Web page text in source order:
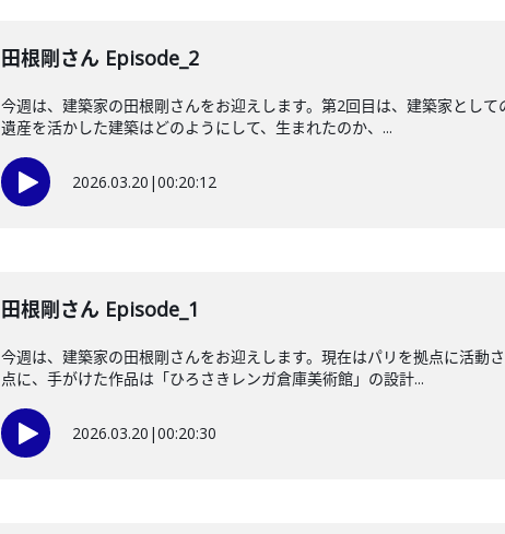
田根剛さん Episode_2
今週は、建築家の田根剛さんをお迎えします。第2回目は、建築家とし
遺産を活かした建築はどのようにして、生まれたのか、...
2026.03.20 |00:20:12
田根剛さん Episode_1
今週は、建築家の田根剛さんをお迎えします。現在はパリを拠点に活
点に、手がけた作品は「ひろさきレンガ倉庫美術館」の設計...
2026.03.20 |00:20:30